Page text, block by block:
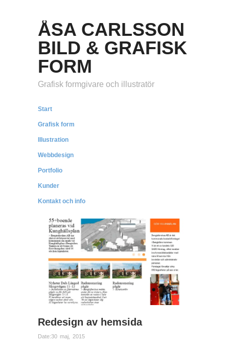
ÅSA CARLSSON
BILD & GRAFISK
FORM
Grafisk formgivare och illustratör
Start
Grafisk form
Illustration
Webbdesign
Portfolio
Kunder
Kontakt och info
Redesign av hemsida
Date:30 maj, 2015